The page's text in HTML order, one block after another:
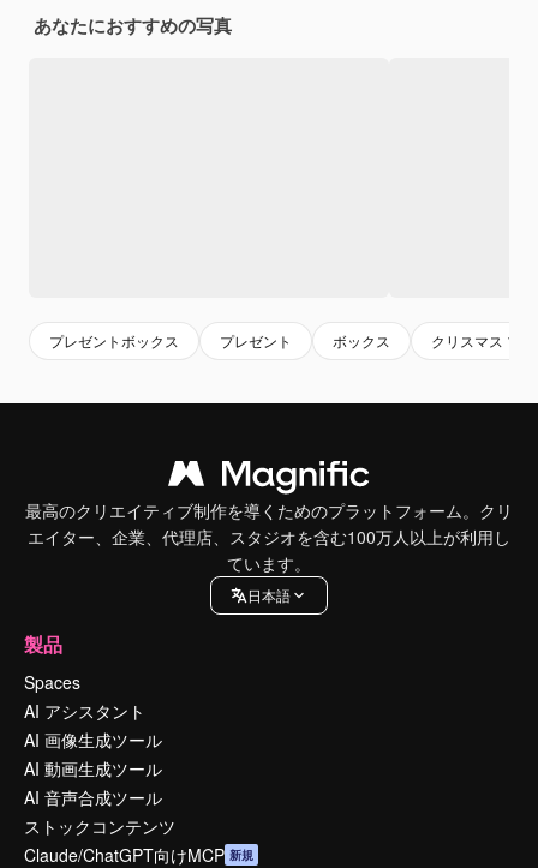
あなたにおすすめの写真
プレゼントボックス プレゼント ボックス クリスマス プ
最高のクリエイティブ制作を導くためのプラットフォーム。クリ
エイター、企業、代理店、スタジオを含む100万人以上が利用し
ています。
日本語
製品
Spaces
AI アシスタント
AI 画像生成ツール
AI 動画生成ツール
AI 音声合成ツール
ストックコンテンツ
Claude/ChatGPT向けMCP 新規